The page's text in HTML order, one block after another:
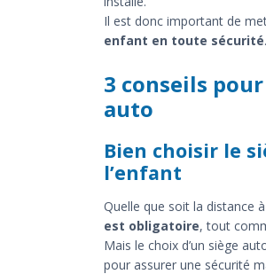
Il est donc important de
enfant en toute sécurité.
3 conseils
auto
Bien choisir le
l’enfant
Quelle que soit la distance à
est obligatoire, tout
Mais le choix d’un siège
pour assurer une sécurité